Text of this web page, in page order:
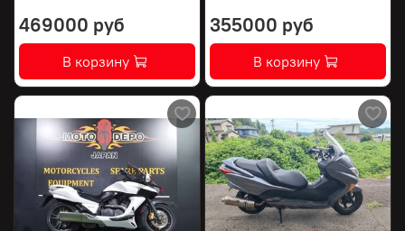
469000 руб
В корзину
355000 руб
В корзину